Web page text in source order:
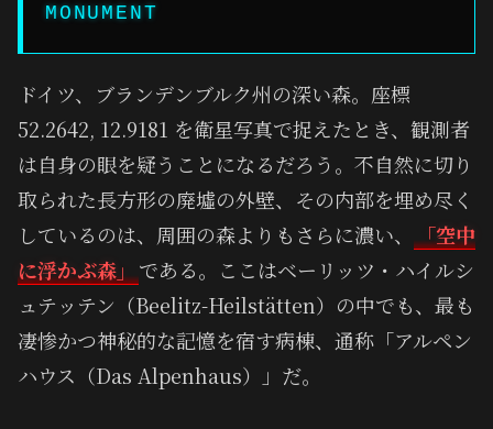
MONUMENT
ドイツ、ブランデンブルク州の深い森。座標
52.2642, 12.9181 を衛星写真で捉えたとき、観測者
は自身の眼を疑うことになるだろう。不自然に切り
取られた長方形の廃墟の外壁、その内部を埋め尽く
しているのは、周囲の森よりもさらに濃い、
「空中
に浮かぶ森」 である。ここはベーリッツ・ハイルシ
ュテッテン（Beelitz-Heilstätten）の中でも、最も
凄惨かつ神秘的な記憶を宿す病棟、通称「アルペン
ハウス（Das Alpenhaus）」だ。